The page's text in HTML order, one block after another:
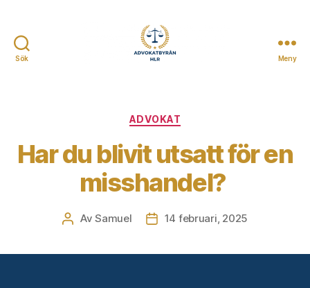
Sök Meny
Kategorier
ADVOKAT
Har du blivit utsatt för en
misshandel?
Inläggsförfattare
AvSamuel Inläggsdatum
14 februari, 2025